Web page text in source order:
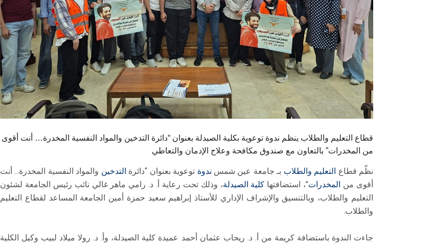
قطاع التعليم والطلاب ينظم ندوة توعوية بكلية الصيدلة بعنوان “دائرة التدخين والمواد النفسية المخدرة… أنت أقوى
من المخدرات” بالتعاون مع صندوق مكافحة وعلاج الإدمان والتعاطي
نظّم قطاع التعليم والطلاب بـ جامعة عين شمس ندوة توعوية بعنوان “دائرة التدخين والمواد النفسية المخدرة… أنت
أقوى من المخدرات”، استضافتها كلية الصيدلة، وذلك تحت رعاية أ. د. رامي ماهر غالي نائب رئيس الجامعة لشئون
التعليم والطلاب، وبالتنسيق والإشراف الإداري للأستاذ إبراهيم سعيد حمزة أمين الجامعة المساعد لقطاع التعليم
والطلاب.
جاءت الندوة باستضافة كريمة من أ. د. ريحاب عثمان أحمد عميدة كلية الصيدلة، وأ. د. رولا ميلاد لبيب وكيل الكلية